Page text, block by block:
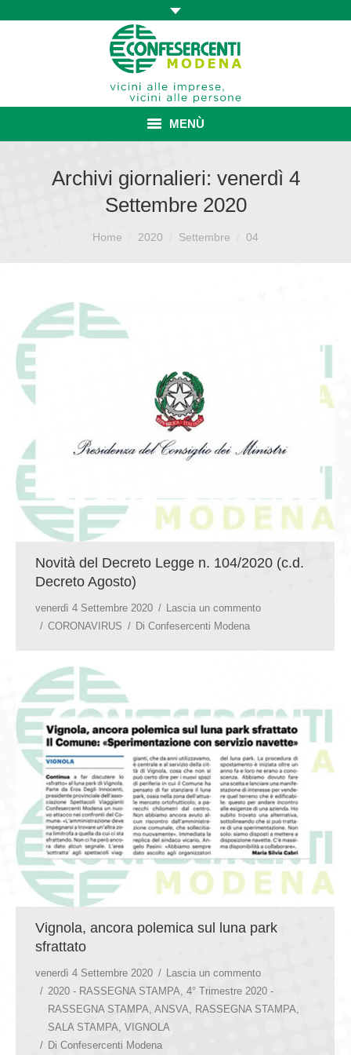
MENÙ
ASSOCIAZIONE
ISCRIZIONE E VANTAGGI
CATEGORIE SINDACALI
GIOVEDÌ GASTRONOMICI
COMUNICATI E NEWS
CONTATTI
Archivi giornalieri: venerdì 4
Settembre 2020
Home 2020 Settembre 04
Novità del Decreto Legge n. 104/2020 (c.d.
Decreto Agosto)
venerdì 4 Settembre 2020
Lascia un commento
CORONAVIRUS
Di Confesercenti Modena
Vignola, ancora polemica sul luna park
sfrattato
venerdì 4 Settembre 2020
Lascia un commento
2020 - RASSEGNA STAMPA 4° Trimestre 2020 -
RASSEGNA STAMPA ANSVA RASSEGNA STAMPA
SALA STAMPA VIGNOLA
Di Confesercenti Modena